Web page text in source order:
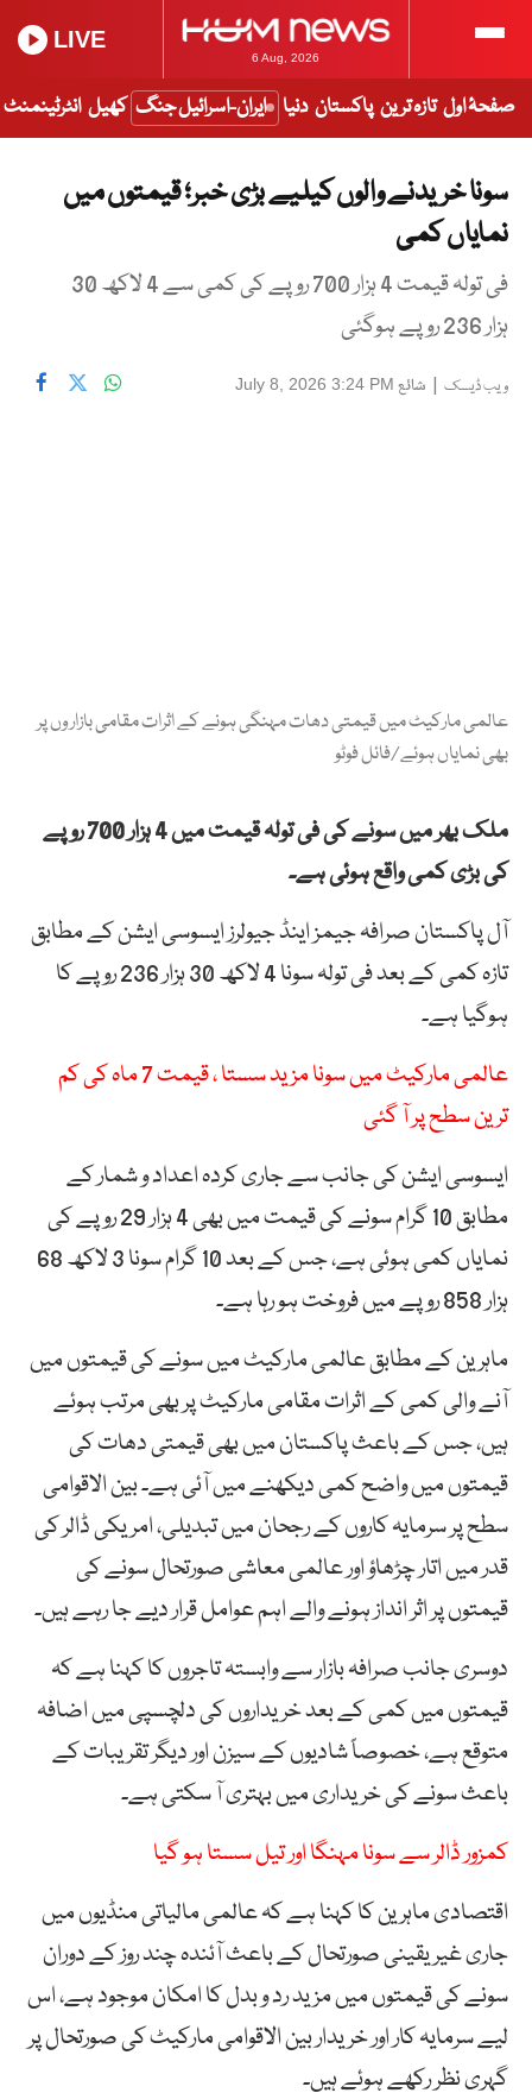
6 Aug, 2026
LIVE
صفحۂ اول تازہ ترین پاکستان دنیا ایران-اسرائیل جنگ کھیل انٹرٹینمنٹ
سونا خریدنے والوں کیلیے بڑی خبر؛ قیمتوں میں
نمایاں کمی
فی تولہ قیمت 4 ہزار 700 روپے کی کمی سے 4 لاکھ 30
ہزار 236 روپے ہوگئی
ویب ڈیسک | شائع July 8, 2026 3:24 PM
عالمی مارکیٹ میں قیمتی دھات مہنگی ہونے کے اثرات مقامی بازار وں پر
بھی نمایاں ہوئے/فائل فوٹو
ملک بھر میں سونے کی فی تولہ قیمت میں 4 ہزار 700 روپے
کی بڑی کمی واقع ہوئی ہے۔
آل پاکستان صرافہ جیمز اینڈ جیولرز ایسوسی ایشن کے مطابق
تازہ کمی کے بعد فی تولہ سونا 4 لاکھ 30 ہزار 236 روپے کا
ہوگیا ہے۔
عالمی مارکیٹ میں سونا مزید سستا ، قیمت 7 ماہ کی کم
ترین سطح پر آ گئی
ایسوسی ایشن کی جانب سے جاری کردہ اعداد و شمار کے
مطابق 10 گرام سونے کی قیمت میں بھی 4 ہزار 29 روپے کی
نمایاں کمی ہوئی ہے، جس کے بعد 10 گرام سونا 3 لاکھ 68
ہزار 858 روپے میں فروخت ہو رہا ہے۔
ماہرین کے مطابق عالمی مارکیٹ میں سونے کی قیمتوں میں
آنے والی کمی کے اثرات مقامی مارکیٹ پر بھی مرتب ہوئے
ہیں، جس کے باعث پاکستان میں بھی قیمتی دھات کی
قیمتوں میں واضح کمی دیکھنے میں آئی ہے۔ بین الاقوامی
سطح پر سرمایہ کاروں کے رجحان میں تبدیلی، امریکی ڈالر کی
قدر میں اتار چڑھاؤ اور عالمی معاشی صورتحال سونے کی
قیمتوں پر اثر انداز ہونے والے اہم عوامل قرار دیے جا رہے ہیں۔
دوسری جانب صرافہ بازار سے وابستہ تاجروں کا کہنا ہے کہ
قیمتوں میں کمی کے بعد خریداروں کی دلچسپی میں اضافہ
متوقع ہے، خصوصاً شادیوں کے سیزن اور دیگر تقریبات کے
باعث سونے کی خریداری میں بہتری آ سکتی ہے۔
کمزور ڈالر سے سونا مہنگا اور تیل سستا ہو گیا
اقتصادی ماہرین کا کہنا ہے کہ عالمی مالیاتی منڈیوں میں
جاری غیر یقینی صورتحال کے باعث آئندہ چند روز کے دوران
سونے کی قیمتوں میں مزید رد و بدل کا امکان موجود ہے، اس
لیے سرمایہ کار اور خریدار بین الاقوامی مارکیٹ کی صورتحال پر
گہری نظر رکھے ہوئے ہیں۔